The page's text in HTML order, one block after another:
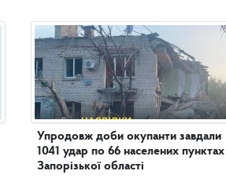
Упродовж доби окупанти завдали
1041 удар по 66 населених пунктах
Запорізької області